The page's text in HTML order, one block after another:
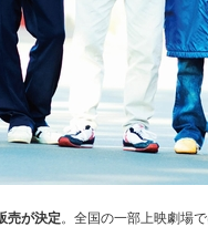
売が決定。全国の一部上映劇場